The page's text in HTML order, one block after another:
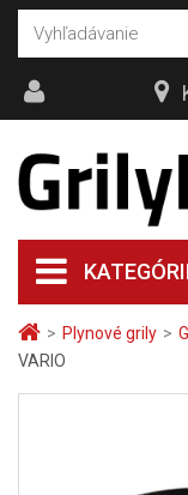
> Plynové grily >
VARIO